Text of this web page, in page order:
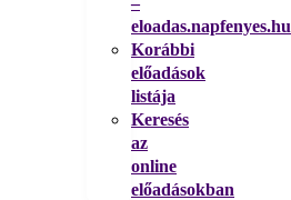
eloadas.napfenyes.hu
Korábbi
előadások
listája
Keresés
az
online
előadásokban